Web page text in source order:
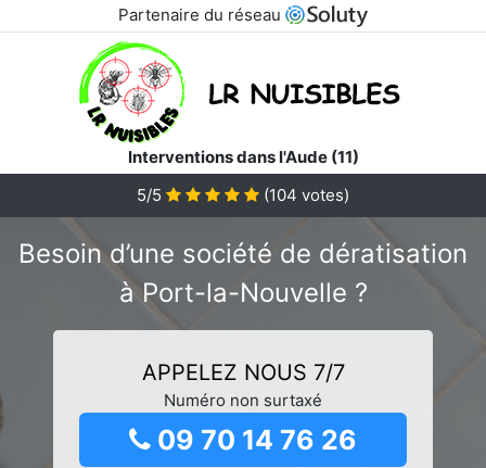
Partenaire du réseau
Interventions dans l'Aude (11)
5/5
(104 votes)
Besoin d’une société de dératisation
à Port-la-Nouvelle ?
APPELEZ NOUS 7/7
Numéro non surtaxé
09 70 14 76 26